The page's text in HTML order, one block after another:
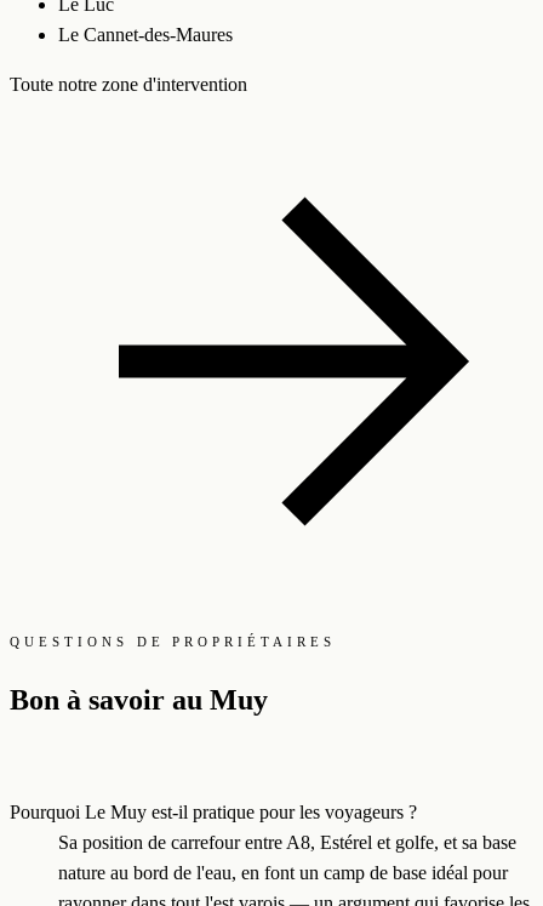
Le Luc
Le Cannet-des-Maures
Toute notre zone d'intervention
QUESTIONS DE PROPRIÉTAIRES
Bon à savoir au Muy
Pourquoi Le Muy est-il pratique pour les voyageurs ?
Sa position de carrefour entre A8, Estérel et golfe, et sa base
nature au bord de l'eau, en font un camp de base idéal pour